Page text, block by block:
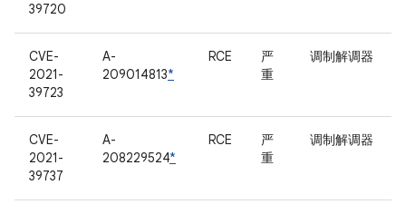
39720
CVE-
2021-
39723
A-
209014813*
RCE
严
重
调制解调器
CVE-
2021-
39737
A-
208229524*
RCE
严
重
调制解调器